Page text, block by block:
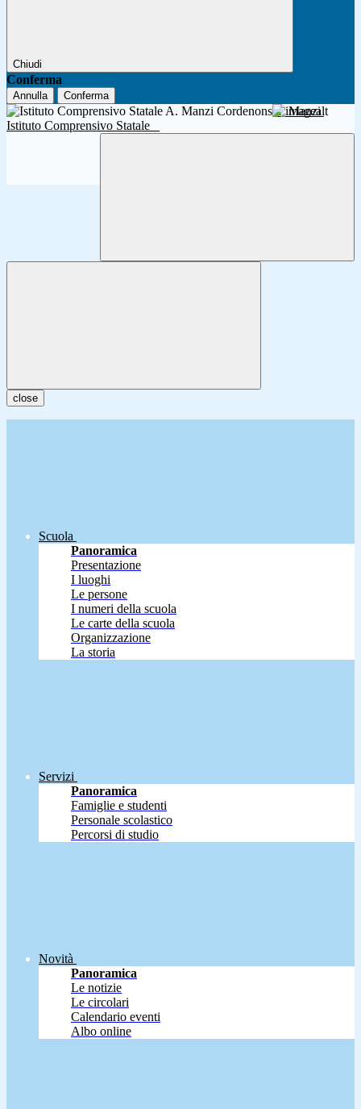
Chiudi
Conferma
Annulla Conferma
A. Manzi
Istituto Comprensivo Statale
close
Scuola
Panoramica
Presentazione
I luoghi
Le persone
I numeri della scuola
Le carte della scuola
Organizzazione
La storia
Servizi
Panoramica
Famiglie e studenti
Personale scolastico
Percorsi di studio
Novità
Panoramica
Le notizie
Le circolari
Calendario eventi
Albo online